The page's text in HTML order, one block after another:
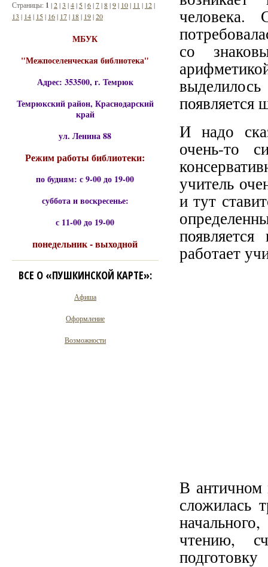
человека.
со
появляется
И надо
очень-то
учитель
и тут
работает
В
сложилась
чтению,
Страницы: 1 |2|3 |4| 5|6|7|8|9| 10| 11 | 12|
13 | 14| 15| 16| 17| 18| 19|20
МБУК
"Межпоселенческая библиотека"
Адрес: 353500, г. Темрюк
Темрюкский район, Краснодарский
край
ул. Ленина 88
Режим работы библиотеки:
по будням: с 9-00 до 19-00
суббота и воскресенье:
с 11-00 до 19-00
понедельник - выходной
ВСЕ О «ПУШКИНСКОЙ КАРТЕ»:
Афиша
Оформление
Возможности